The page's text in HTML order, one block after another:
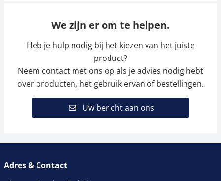
We zijn er om te helpen.
Heb je hulp nodig bij het kiezen van het juiste
product?
Neem contact met ons op als je advies nodig hebt
over producten, het gebruik ervan of bestellingen.
Uw bericht aan ons
Adres & Contact